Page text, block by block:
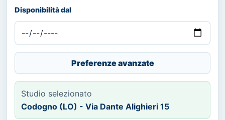
Disponibilità dal
Preferenze avanzate
Studio selezionato
Codogno (LO) - Via Dante Alighieri 15